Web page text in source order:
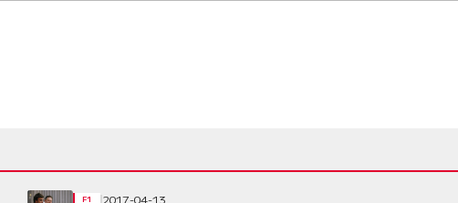
F1 2017-04-13